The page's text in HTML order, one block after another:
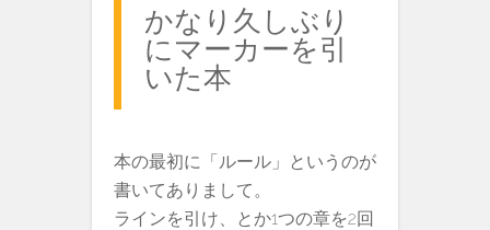
かなり久しぶり
にマーカーを引
いた本
本の最初に「ルール」というのが
書いてありまして。
ラインを引け、とか1つの章を2回